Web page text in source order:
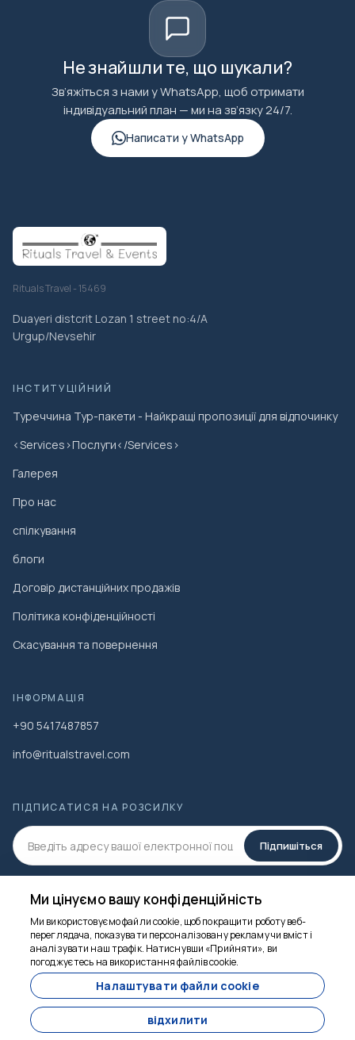
300 $
На людину
Не знайшли те, що шукали?
Зв’яжіться з нами у WhatsApp, щоб отримати
індивідуальний план — ми на зв’язку 24/7.
Написати у WhatsApp
Rituals Travel - 15469
Duayeri distcrit Lozan 1 street no:4/A
Urgup/Nevsehir
ІНСТИТУЦІЙНИЙ
Туреччина Тур-пакети - Найкращі пропозиції для відпочинку
<Services>Послуги</Services>
Галерея
Про нас
спілкування
блоги
Договір дистанційних продажів
Політика конфіденційності
Скасування та повернення
ІНФОРМАЦІЯ
+90 5417487857
info@ritualstravel.com
ПІДПИСАТИСЯ НА РОЗСИЛКУ
Підпишіться
СОЦ.МЕДІА
Ми цінуємо вашу конфіденційність
Ми використовуємо файли cookie, щоб покращити роботу веб-
переглядача, показувати персоналізовану рекламу чи вміст і
аналізувати наш трафік. Натиснувши «Прийняти», ви
погоджуєтесь на використання файлів cookie.
Налаштувати файли cookie
відхилити
Ми тут, щоб
допомогти